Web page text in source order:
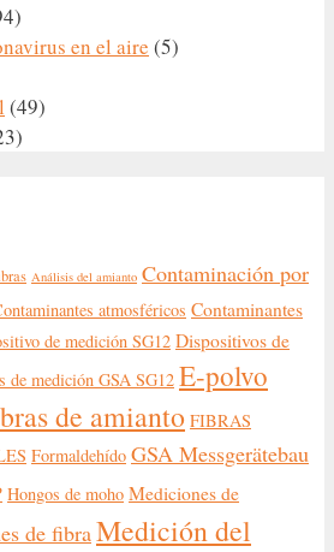
en el aire (5)
(49)
Análisis del amianto Contaminación por
atmosféricos Contaminantes
de medición SG12 Dispositivos de
de medición GSA SG12 E-polvo
de amianto FIBRAS
Formaldehído GSA Messgerätebau
Hongos de moho Mediciones de
de fibraMedición del